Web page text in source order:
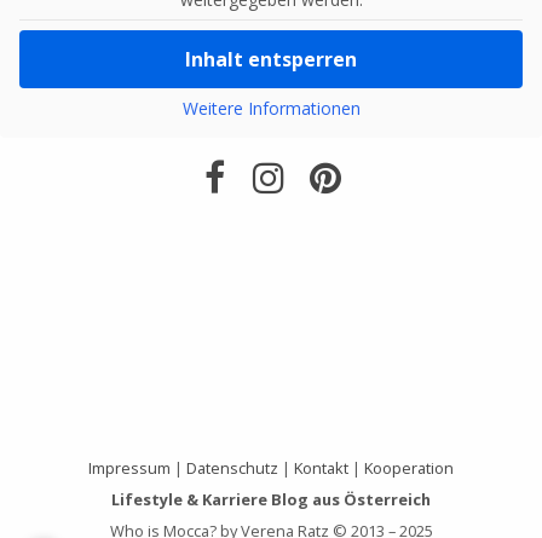
Inhalt entsperren
Weitere Informationen
Impressum | Datenschutz | Kontakt | Kooperation
Lifestyle & Karriere Blog aus Österreich
Who is Mocca? by Verena Ratz © 2013 – 2025